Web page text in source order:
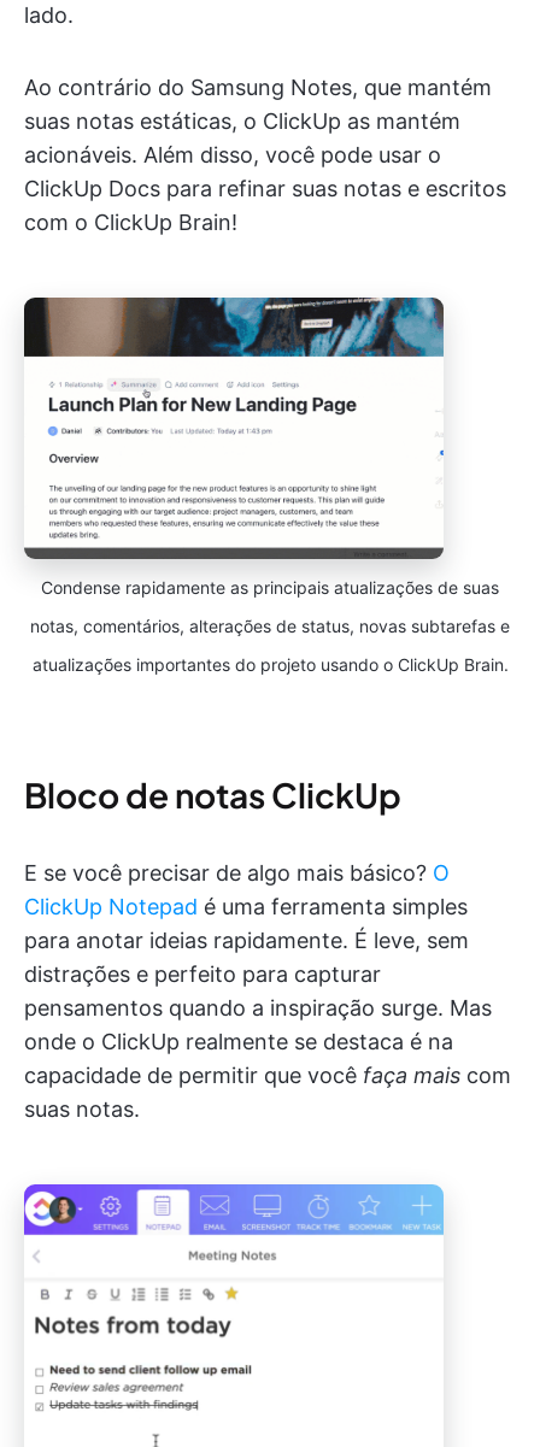
lado.
Ao contrário do Samsung Notes, que mantém
suas notas estáticas, o ClickUp as mantém
acionáveis. Além disso, você pode usar o
ClickUp Docs para refinar suas notas e escritos
com o ClickUp Brain!
Condense rapidamente as principais atualizações de suas
notas, comentários, alterações de status, novas subtarefas e
atualizações importantes do projeto usando o ClickUp Brain.
Bloco de notas ClickUp
E se você precisar de algo mais básico? O
ClickUp Notepad é uma ferramenta simples
para anotar ideias rapidamente. É leve, sem
distrações e perfeito para capturar
pensamentos quando a inspiração surge. Mas
onde o ClickUp realmente se destaca é na
capacidade de permitir que você faça mais com
suas notas.